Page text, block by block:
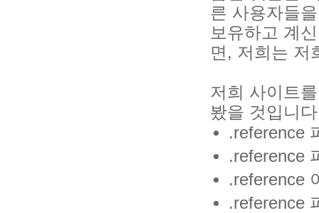
른 사용자들
보유하고 계
면, 저희는 저
저희 사이트
봤을 것입니
.reference
.reference
.reference
.reference